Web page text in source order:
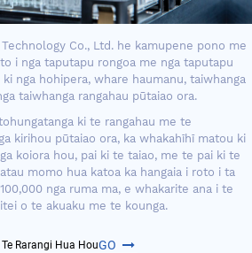
Rarangi Hua HouGO
Co., Ltd. he kamupene pono me
i nga taputapu rongoa me nga taputapu
nga hohipera, whare haumanu, taiwhanga
taiwhanga rangahau pūtaiao ora.
ki te rangahau me te
kirihou pūtaiao ora, ka whakahīhī matou ki
koiora hou, pai ki te taiao, me te pai ki te
momo hua katoa ka hangaia i roto i ta
nga ruma ma, e whakarite ana i te
o te akuaku me te kounga.